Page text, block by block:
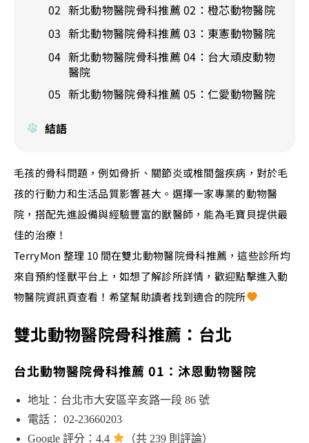
新北動物醫院骨科推薦 02：橙芯動物醫院
新北動物醫院骨科推薦 03：東憲動物醫院
新北動物醫院骨科推薦 04：台大頑皮動物
醫院
新北動物醫院骨科推薦 05：仁愛動物醫院
結語
毛孩的骨科問題，例如骨折、關節炎或椎間盤疾病，對於毛
孩的行動力和生活品質影響甚大。選擇一家專業的動物醫
院，搭配先進設備與經驗豐富的獸醫師，能為毛寶貝提供最
佳的治療！
TerryMon 整理 10 間在雙北動物醫院骨科推薦，這些診所均
來自預約怪獸平台上，如想了解診所詳情，歡迎點擊進入動
物醫院資訊頁查看！希望幫助讀者找到適合的院所
雙北動物醫院骨科推薦：台北
台北動物醫院骨科推薦 01：沐恩動物醫院
地址：台北市大安區辛亥路一段 86 號
電話： 02-23660203
Google 評分：4.4
（共 239 則評論）